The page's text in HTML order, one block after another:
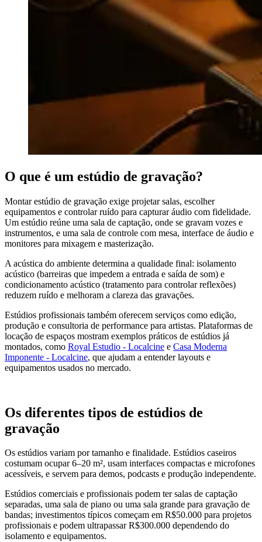
O que é um estúdio de gravação?
Montar estúdio de gravação exige projetar salas, escolher
equipamentos e controlar ruído para capturar áudio com fidelidade.
Um estúdio reúne uma sala de captação, onde se gravam vozes e
instrumentos, e uma sala de controle com mesa, interface de áudio e
monitores para mixagem e masterização.
A acústica do ambiente determina a qualidade final: isolamento
acústico (barreiras que impedem a entrada e saída de som) e
condicionamento acústico (tratamento para controlar reflexões)
reduzem ruído e melhoram a clareza das gravações.
Estúdios profissionais também oferecem serviços como edição,
produção e consultoria de performance para artistas. Plataformas de
locação de espaços mostram exemplos práticos de estúdios já
montados, como Royal Estudio - Localcine e Casa Moderna
Imponente - Localcine, que ajudam a entender layouts e
equipamentos usados no mercado.
Os diferentes tipos de estúdios de
gravação
Os estúdios variam por tamanho e finalidade. Estúdios caseiros
costumam ocupar 6–20 m², usam interfaces compactas e microfones
acessíveis, e servem para demos, podcasts e produção independente.
Estúdios comerciais e profissionais podem ter salas de captação
separadas, uma sala de piano ou uma sala grande para gravação de
bandas; investimentos típicos começam em R$50.000 para projetos
profissionais e podem ultrapassar R$300.000 dependendo do
isolamento e equipamentos.